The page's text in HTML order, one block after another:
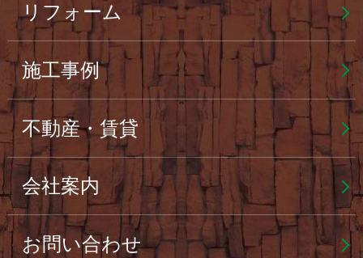
リフォーム
施工事例
不動産・賃貸
会社案内
お問い合わせ